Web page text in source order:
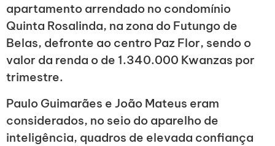
apartamento arrendado no condomínio
Quinta Rosalinda, na zona do Futungo de
Belas, defronte ao centro Paz Flor, sendo o
valor da renda o de 1.340.000 Kwanzas por
trimestre.
Paulo Guimarães e João Mateus eram
considerados, no seio do aparelho de
inteligência, quadros de elevada confiança